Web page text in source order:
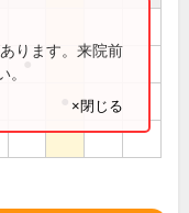
●
ります。来院前
×閉じる